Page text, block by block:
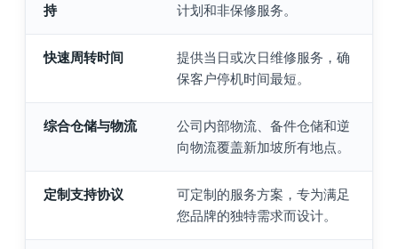
持
计划和非保修服务。
快速周转时间
提供当日或次日维修服务，确
保客户停机时间最短。
综合仓储与物流
公司内部物流、备件仓储和逆
向物流覆盖新加坡所有地点。
定制支持协议
可定制的服务方案，专为满足
您品牌的独特需求而设计。